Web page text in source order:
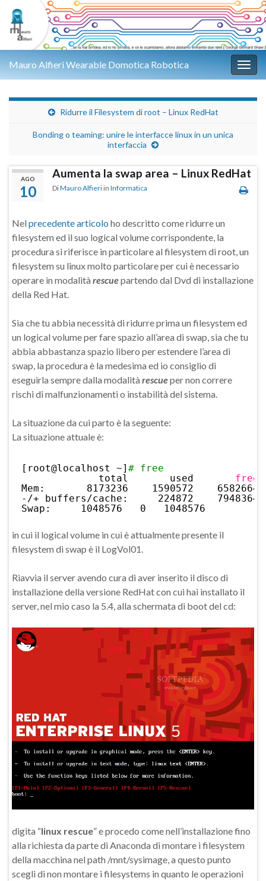
Mauro Alfieri Wearable Domotica Robotica
Ridurre il Filesystem di root – Linux RedHat
Bonding o teaming: unire le interfacce linux in un unica
interfaccia
AGO
10
Aumenta la swap area – Linux RedHat
DiMauro Alfieri in Informatica
Nel precedente articolo ho descritto come ridurre un
filesystem ed il suo logical volume corrispondente, la
procedura si riferisce in particolare al filesystem di root, un
filesystem su linux molto particolare per cui è necessario
operare in modalità rescuepartendo dal Dvd di installazione
della Red Hat.
Sia che tu abbia necessità di ridurre prima un filesystem ed
un logical volume per fare spazio all’area di swap, sia che tu
abbia abbastanza spazio libero per estendere l’area di
swap, la procedura è la medesima ed io consiglio di
eseguirla sempre dalla modalità rescueper non correre
rischi di malfunzionamenti o instabilità del sistema.
La situazione da cui parto è la seguente:
La situazione attuale è:
[root@localhost ~] # free
total       used free
Mem:       8173236    1590572
-/+ buffers/cache :     224872    7948364
Swap:     1048576   0   1048576
in cui il logical volume in cui è attualmente presente il
filesystem di swap è il LogVol01.
Riavvia il server avendo cura di aver inserito il disco di
installazione della versione RedHat con cui hai installato il
server, nel mio caso la 5.4, alla schermata di boot del cd:
digita “linux rescue” e procedo come nell’installazione fino
alla richiesta da parte di Anaconda di montare i filesystem
della macchina nel path /mnt/sysimage, a questo punto
scegli di non montare i filesystems in quanto le operazioni